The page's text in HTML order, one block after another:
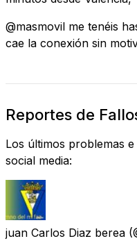
@masmovil me tenéis
cae la conexión sin
Reportes de
Los últimos problemas
social media:
juan Carlos Diaz berea